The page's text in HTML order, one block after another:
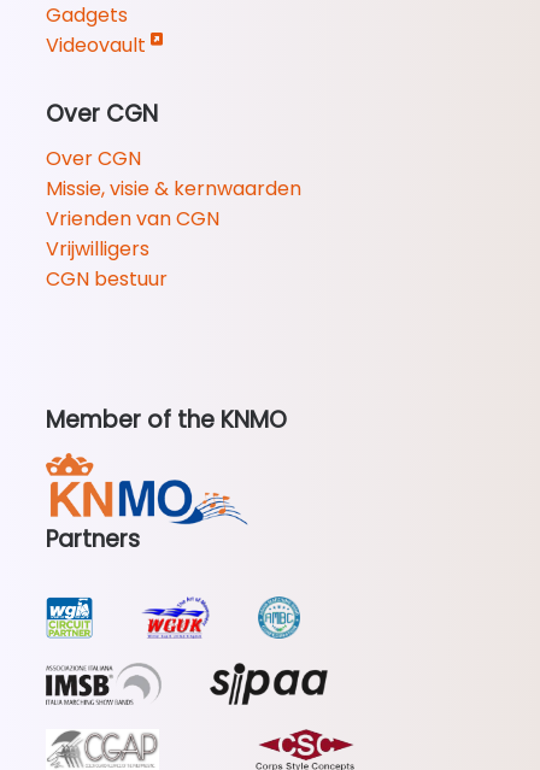
Gadgets
Videovault
Over CGN
Over CGN
Missie, visie & kernwaarden
Vrienden van CGN
Vrijwilligers
CGN bestuur
Member of the KNMO
Partners